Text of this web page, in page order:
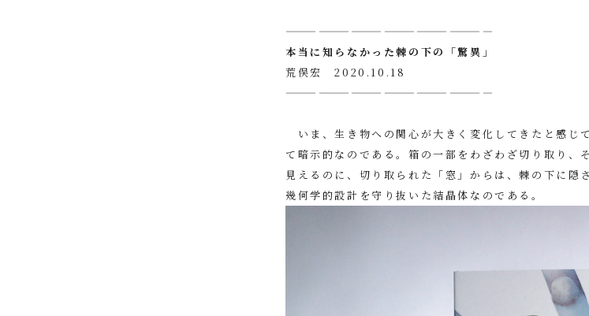
———————————————————
本当に知らなかった棘の下の「驚異」
荒俣宏 2020.10.18
———————————————————
いま、生き物への関心が大きく変化してきたと感じ
て暗示的なのである。箱の一部をわざわざ切り取り
見えるのに、切り取られた「窓」からは、棘の下に
幾何学的設計を守り抜いた結晶体なのである。